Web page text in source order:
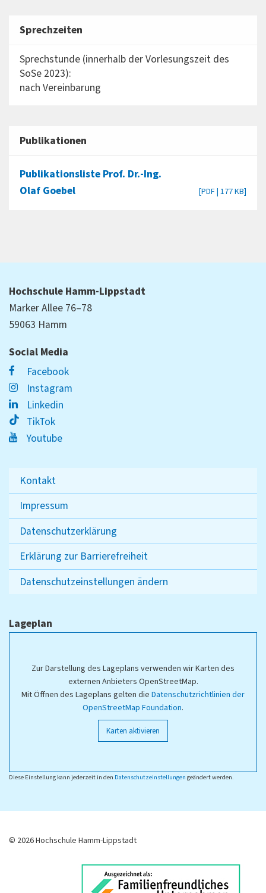
Sprechzeiten
Sprechstunde (innerhalb der Vorlesungszeit des
SoSe 2023):
nach Vereinbarung
Publikationen
Publikationsliste Prof. Dr.-Ing.
Olaf Goebel
[PDF | 177 KB]
Hochschule Hamm-Lippstadt
Marker Allee 76–78
59063 Hamm
Social Media
Facebook
Instagram
Linkedin
TikTok
Youtube
Kontakt
Impressum
Datenschutzerklärung
Erklärung zur Barrierefreiheit
Datenschutzeinstellungen ändern
Lageplan
Zur Darstellung des Lageplans verwenden wir Karten des
externen Anbieters OpenStreetMap.
Mit Öffnen des Lageplans gelten die Datenschutzrichtlinien der
OpenStreetMap Foundation.
Karten aktivieren
Diese Einstellung kann jederzeit in den Datenschutzeinstellungen geändert werden.
© 2026 Hochschule Hamm-Lippstadt